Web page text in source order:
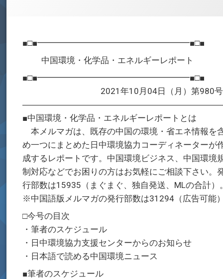
■□■━━━━━━━━━━━━━━━━━━■□■
中国環境・化学品・エネルギーレポート
■□■━━━━━━━━━━━━━━━━━━■□■
2021年10月04日（月）第980号
■中国環境・化学品・エネルギーレポートとは
本メルマガは、既存の中国の環境・省エネ情報を
め一つにまとめた日中環境協力コーディネーターが
成するレポートです。中国環境ビジネス、中国環境
制対応などでお困りの方はお気軽にご相談下さい。
行部数は15935（まぐまぐ、独自発送、MLの合計）。
※中国語版メルマガの発行部数は31294（広告可能）
□今号の目次
・筆者のスケジュール
・日中環境協力支援センターからのお知らせ
・日本語で読める中国環境ニュース
■筆者のスケジュール